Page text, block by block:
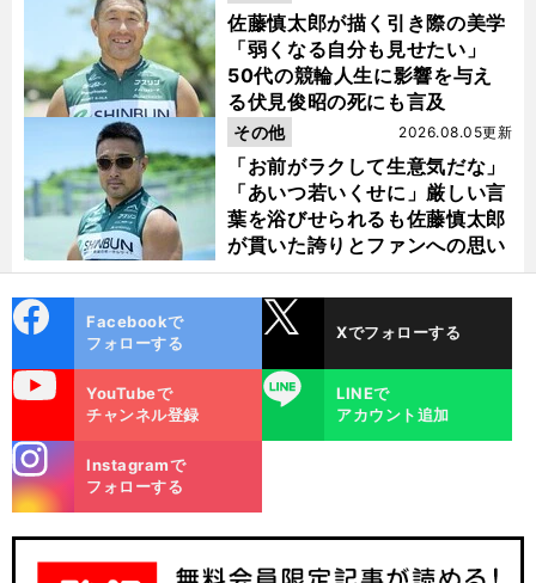
佐藤慎太郎が描く引き際の美学
「弱くなる自分も見せたい」
50代の競輪人生に影響を与え
る伏見俊昭の死にも言及
「お前がラクして生意気だな」
「あいつ若いくせに」厳しい言
葉を浴びせられるも佐藤慎太郎
が貫いた誇りとファンへの思い
2026.08.05更新
その他
ok
Facebookで
フォローする
Xでフォローする
YouTubeで
チャンネル登録
LINE
LINEで
アカウント追加
m
Instagramで
フォローする